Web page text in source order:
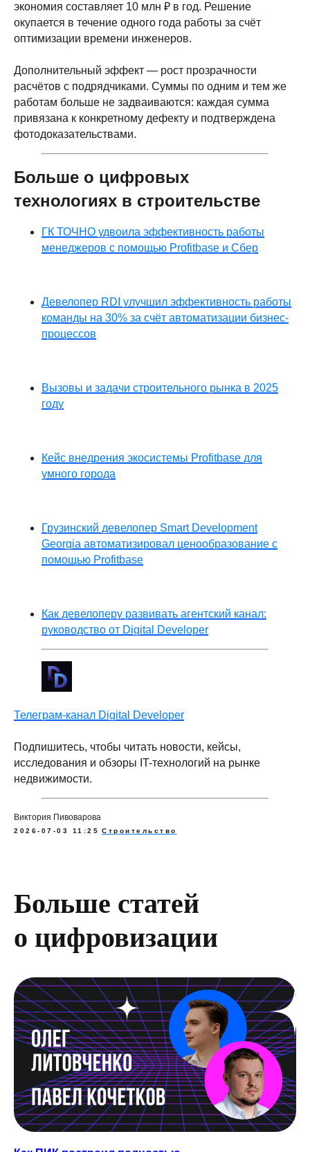
экономия составляет 10 млн ₽ в год. Решение
окупается в течение одного года работы за счёт
оптимизации времени инженеров.
Дополнительный эффект — рост прозрачности
расчётов с подрядчиками. Суммы по одним и тем же
работам больше не задваиваются: каждая сумма
привязана к конкретному дефекту и подтверждена
фотодоказательствами.
Больше о цифровых
технологиях в строительстве
ГК ТОЧНО удвоила эффективность работы
менеджеров с помощью Profitbase и Сбер
Девелопер RDI улучшил эффективность работы
команды на 30% за счёт автоматизации бизнес-
процессов
Вызовы и задачи строительного рынка в 2025
году
Кейс внедрения экосистемы Profitbase для
умного города
Грузинский девелопер Smart Development
Georgia автоматизировал ценообразование с
помощью Profitbase
Как девелоперу развивать агентский канал:
руководство от Digital Developer
Телеграм-канал Digital Developer
Подпишитесь, чтобы читать новости, кейсы,
исследования и обзоры IT-технологий на рынке
недвижимости.
Виктория Пивоварова
2026-07-03 11:25 Строительство
Больше статей
о цифровизации